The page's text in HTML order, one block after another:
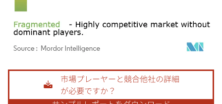
画像 © Mordor Intelligence。再利用にはCC BY 4.0の表示が必要です。